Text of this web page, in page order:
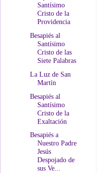
Santísimo
Cristo de la
Providencia
Besapiés al
Santísimo
Cristo de las
Siete Palabras
La Luz de San
Martín
Besapiés al
Santísimo
Cristo de la
Exaltación
Besapiés a
Nuestro Padre
Jesús
Despojado de
sus Ve...